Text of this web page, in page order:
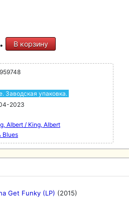
В корзину
Заводская упаковка.
2023
Albert / King, Albert
Blues
Get Funky (LP) (2015)